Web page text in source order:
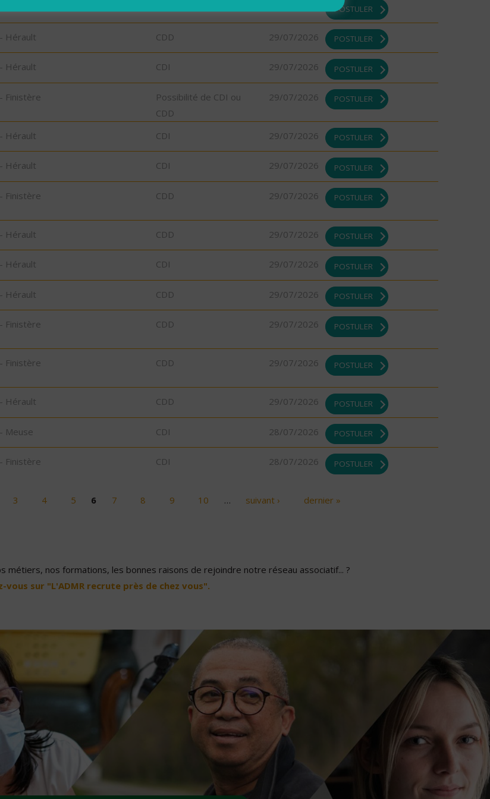
POSTULER
Hérault CDD 29/07/2026 POSTULER
Hérault CDI 29/07/2026 POSTULER
Finistère
Possibilité de CDI ou
CDD
29/07/2026 POSTULER
Hérault CDI 29/07/2026 POSTULER
Hérault CDI 29/07/2026 POSTULER
Finistère CDD 29/07/2026 POSTULER
Hérault CDD 29/07/2026 POSTULER
Hérault CDI 29/07/2026 POSTULER
Hérault CDD 29/07/2026 POSTULER
Finistère CDD 29/07/2026 POSTULER
Finistère CDD 29/07/2026 POSTULER
Hérault CDD 29/07/2026 POSTULER
Meuse CDI 28/07/2026 POSTULER
Finistère CDI 28/07/2026 POSTULER
3 4 5 6 7 8 9 10 … suivant › dernier »
métiers, nos formations, les bonnes raisons de rejoindre notre réseau associatif... ?
vous sur "L'ADMR recrute près de chez vous".